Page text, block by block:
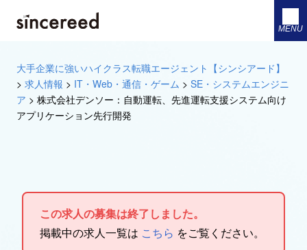
MENU
大手企業に強いハイクラス転職エージェント【シンシアード】
> 求人情報 > IT・Web・通信・ゲーム > SE・システムエンジニ
ア > 株式会社デンソー：自動運転、先進運転支援システム向け
アプリケーション先行開発
この求人の募集は終了しました。
掲載中の求人一覧は こちら をご覧ください。